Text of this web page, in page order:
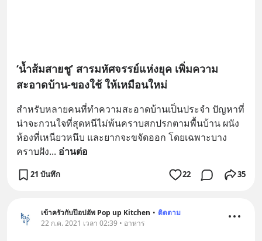
‘น้ำส้มสายชู’ สารมหัศจรรย์แห่งยุค เพิ่มความ
สะอาดบ้าน-ของใช้ ให้เหมือนใหม่
สำหรับหลายคนที่ทำความสะอาดบ้านเป็นประจำ ปัญหาที่
น่าจะกวนใจที่สุดหนีไม่พ้นคราบสกปรกตามพื้นบ้าน ผนัง
ห้องที่เหนียวหนึบ และยากจะขจัดออก โดยเฉพาะบาง
คราบฝัง... อ่านต่อ
21 บันทึก 22 35
เข้าครัวกับป๊อปอัพ Pop up Kitchen • ติดตาม
22 ก.ค. 2021 เวลา 02:39 • อาหาร